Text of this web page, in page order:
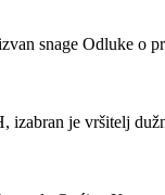
snage Odluke
je vršitelj